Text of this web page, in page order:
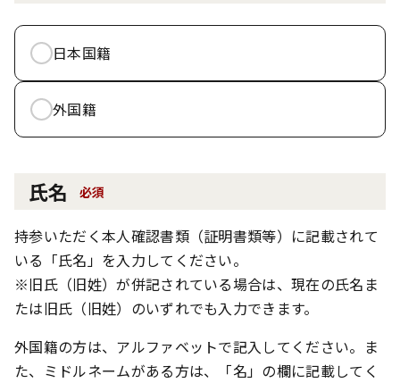
日本国籍
外国籍
氏名 必須
持参いただく本人確認書類（証明書類等）に記載されて
いる「氏名」を入力してください。
※旧氏（旧姓）が併記されている場合は、現在の氏名ま
たは旧氏（旧姓）のいずれでも入力できます。
外国籍の方は、アルファベットで記入してください。ま
た、ミドルネームがある方は、「名」の欄に記載してく